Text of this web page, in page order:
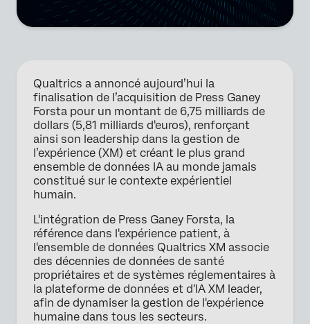
Qualtrics a annoncé aujourd’hui la
finalisation de l’acquisition de Press Ganey
Forsta pour un montant de 6,75 milliards de
dollars (5,81 milliards d'euros), renforçant
ainsi son leadership dans la gestion de
l’expérience (XM) et créant le plus grand
ensemble de données IA au monde jamais
constitué sur le contexte expérientiel
humain.
L'intégration de Press Ganey Forsta, la
référence dans l'expérience patient, à
l'ensemble de données Qualtrics XM associe
des décennies de données de santé
propriétaires et de systèmes réglementaires à
la plateforme de données et d'IA XM leader,
afin de dynamiser la gestion de l'expérience
humaine dans tous les secteurs.